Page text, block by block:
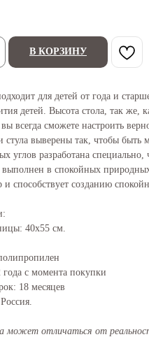
В КОРЗИНУ
для детей от года и
детей. Высота стола, так же,
всегда сможете настроить
стула выверены так, чтобы
углов разработана
в спокойных
способствует созданию
40х55 см.
с момента покупки
18 месяцев
может отличаться от